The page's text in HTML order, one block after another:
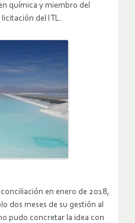
química y miembro del
del ITL.
en enero de 2018,
dos meses de su gestión al
pudo concretar la idea con